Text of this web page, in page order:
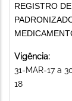
REGISTRO
Vigência:
31-MAR-17 a
18